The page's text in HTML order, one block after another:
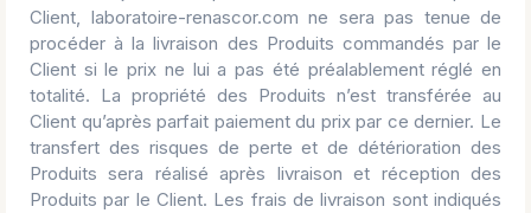
Client, laboratoire-renascor.com ne sera pas tenue de
procéder à la livraison des Produits commandés par le
Client si le prix ne lui a pas été préalablement réglé en
totalité. La propriété des Produits n’est transférée au
Client qu’après parfait paiement du prix par ce dernier. Le
transfert des risques de perte et de détérioration des
Produits sera réalisé après livraison et réception des
Produits par le Client. Les frais de livraison sont indiqués